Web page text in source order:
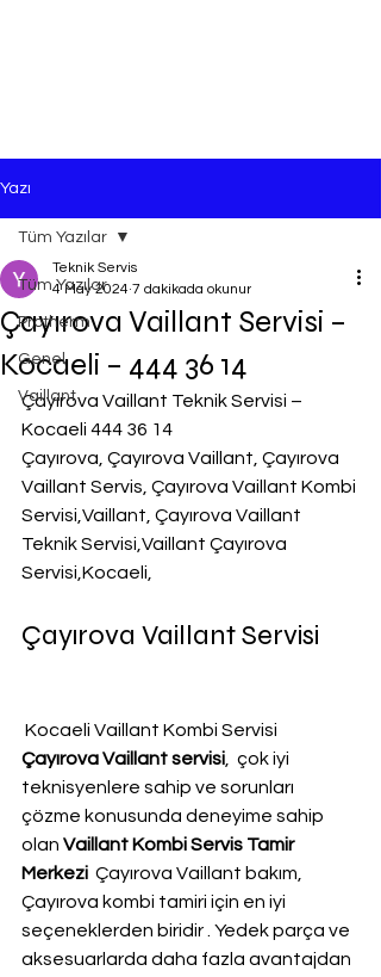
Yazı
Tüm Yazılar
Protherm
Genel
Vaillant
Tüm Yazılar
Çayırova Vaillant Servisi –
Kocaeli – 444 36 14
Teknik Servis
4 May 2024 7 dakikada okunur
Çayırova Vaillant Teknik Servisi –
Kocaeli 444 36 14
Çayırova, Çayırova Vaillant, Çayırova
Vaillant Servis, Çayırova Vaillant Kombi
Servisi,Vaillant, Çayırova Vaillant
Teknik Servisi,Vaillant Çayırova
Servisi,Kocaeli,
Çayırova Vaillant Servisi
Kocaeli Vaillant Kombi Servisi
Çayırova Vaillant servisi ,  çok iyi
teknisyenlere sahip ve sorunları
çözme konusunda deneyime sahip
olan Vaillant Kombi Servis Tamir
Merkezi Çayırova Vaillant bakım,
Çayırova kombi tamiri için en iyi
seçeneklerden biridir . Yedek parça ve
aksesuarlarda daha fazla avantajdan